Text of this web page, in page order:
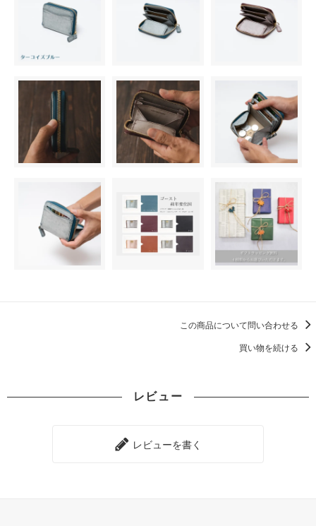
この商品について問い合わせる
買い物を続ける
レビュー
レビューを書く